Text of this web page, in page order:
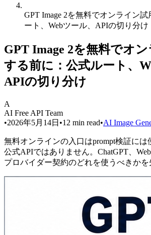
GPT Image 2を無料でオンライン
ート、Webツール、APIの切り分け
GPT Image 2を無料でオ
する前に：公式ルート、
APIの切り分け
A
AI Free API Team
•2026年5月14日 •12 min read•AI Image
無料オンラインの入口はprompt検証に
公式APIではありません。ChatGPT、
プロバイダー契約のどれを使うべきかを